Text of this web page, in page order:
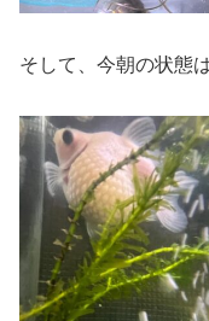
そして、今朝の状態